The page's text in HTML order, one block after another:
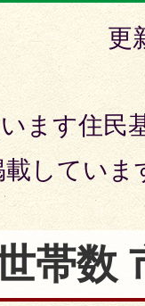
更
ます住民
していま
帯数